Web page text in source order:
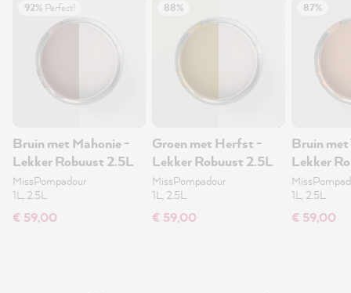
92% Perfect!
Bruin met Mahonie -
Lekker Robuust 2.5L
MissPompadour
1L, 2.5L
€ 59,00
88%
Groen met Herfst -
Lekker Robuust 2.5L
MissPompadour
1L, 2.5L
€ 59,00
87%
Bruin
Lekker
1L, 2.5L
€ 59,00